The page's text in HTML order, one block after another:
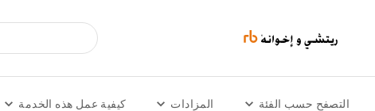
التصفح حسب الفئة المزادات كيفية عمل هذه الخدمة